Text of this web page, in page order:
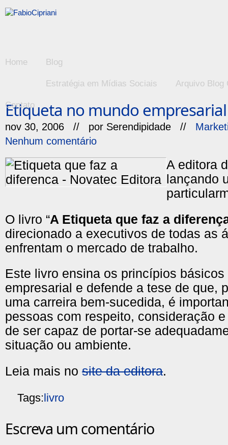
Home Blog
Estratégia em Mídias Sociais Arquivo Blog
Contato
Etiqueta no mundo empresarial
nov 30, 2006 // por Serendipidade //
Nenhum comentário
A editora
lançando
O livro “A Etiqueta que faz a
direcionado a executivos de todas as
enfrentam o mercado de trabalho.
Este livro ensina os princípios
empresarial e defende a tese de que,
uma carreira bem-sucedida, é
pessoas com respeito, consideração
de ser capaz de portar-se
situação ou ambiente.
Leia mais no site da editora.
Tags:livro
Escreva um comentário